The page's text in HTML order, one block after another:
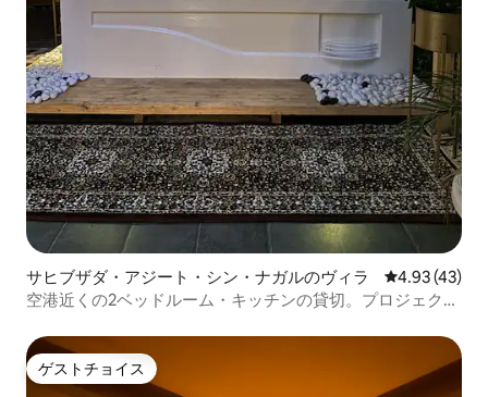
サヒブザダ・アジート・シン・ナガルのヴィラ レビュー43
4.93 (43)
空港近くの2ベッドルーム・キッチンの貸切。プロジェクタ
ゲストチョイス
ゲストチョイス